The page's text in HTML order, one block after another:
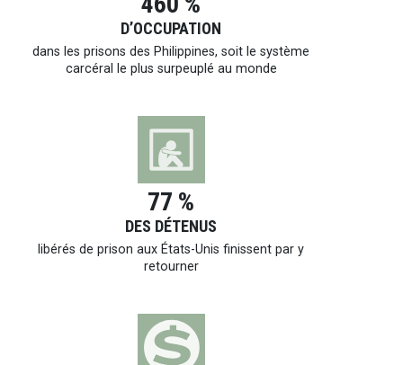
D’OCCUPATION
dans les prisons des Philippines, soit le système
carcéral le plus surpeuplé au monde
77 %
DES DÉTENUS
libérés de prison aux États-Unis finissent par y
retourner